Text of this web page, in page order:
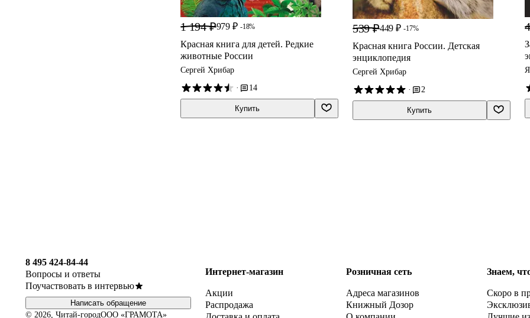
1 194 ₽979 ₽ -18%
Красная книга для детей. Редкие
животные России
Сергей Хрибар
·
14
Купить
539 ₽449 ₽ -17%
Красная книга России. Детская
энциклопедия
Сергей Хрибар
·
2
Купить
8 495 424-84-44
Вопросы и ответы
Поучаствовать в интервью
Написать обращение
© 2026, Читай-городООО «ГРАМОТА»
Интернет-магазин
Акции
Распродажа
Розничная сеть
Адреса магазинов
Книжный Дозор
Знаем,
Скоро в